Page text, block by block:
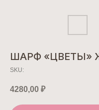
ШАРФ «ЦВЕТЫ»
SKU:
4280,00 ₽